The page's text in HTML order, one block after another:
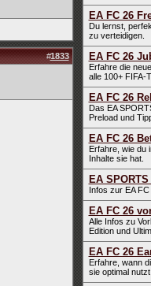
#1833
EA FC 26
Du lernst,
zu verteidigen.
EA FC 26
Erfahre die
alle 100+ FIFA-
EA FC 26
Das EA
Preload und
EA FC 26
Erfahre, wie du
Inhalte sie hat.
EA
Infos zur EA
EA FC 26
Alle Infos zu
Edition und
EA FC 26
Erfahre, wann
sie optimal nutzt.